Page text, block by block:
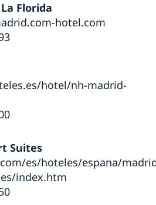
Florida
hotel.com
hotel/nh-madrid-
Suites
es/hoteles/espana/
index.htm